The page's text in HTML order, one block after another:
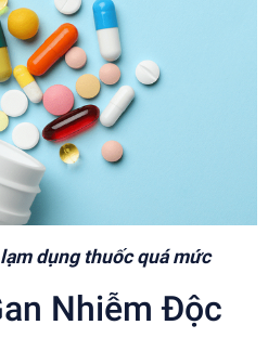
dụng thuốc quá mức
Nhiễm Độc